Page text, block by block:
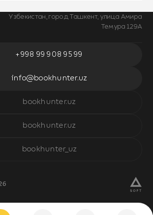
Узбекистан, город Ташкент, улица Амира
Темура 129А
+998 99 908 95 99
info@bookhunter.uz
bookhunter.uz
bookhunter.uz
bookhunter_uz